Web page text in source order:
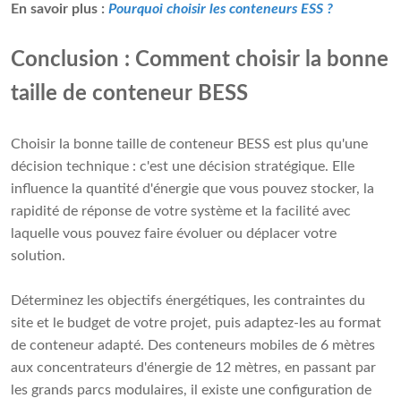
En savoir plus : Pourquoi choisir les conteneurs ESS ?
Conclusion : Comment choisir la bonne
taille de conteneur BESS
Choisir la bonne taille de conteneur BESS est plus qu'une
décision technique : c'est une décision stratégique. Elle
influence la quantité d'énergie que vous pouvez stocker, la
rapidité de réponse de votre système et la facilité avec
laquelle vous pouvez faire évoluer ou déplacer votre
solution.
Déterminez les objectifs énergétiques, les contraintes du
site et le budget de votre projet, puis adaptez-les au format
de conteneur adapté. Des conteneurs mobiles de 6 mètres
aux concentrateurs d'énergie de 12 mètres, en passant par
les grands parcs modulaires, il existe une configuration de